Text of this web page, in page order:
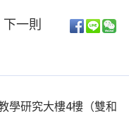
下一則
學研究大樓4樓（雙和